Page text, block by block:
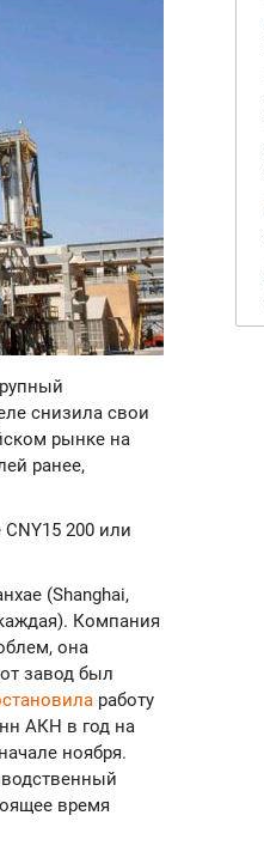
снизила свои
рынке на
ранее,
200 или
(Shanghai,
Компания
она
завод был
работу
АКН в год на
ноября.
время